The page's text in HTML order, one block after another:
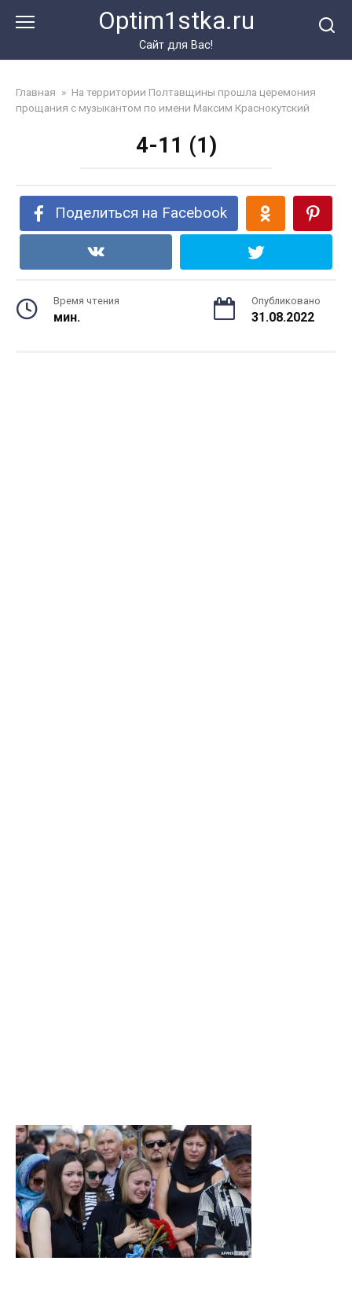
Optim1stka.ru
Сайт для Вас!
Главная » На территории Полтавщины прошла церемония
прощания с музыкантом по имени Максим Краснокутский
4-11 (1)
Поделиться на Facebook
Время чтения
мин.
Опубликовано
31.08.2022